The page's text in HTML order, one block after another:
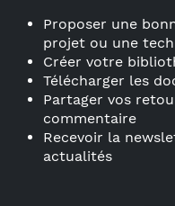
Proposer une
projet ou une
Créer votre
Télécharger les
Partager vos
commentaire
Recevoir la
actualités